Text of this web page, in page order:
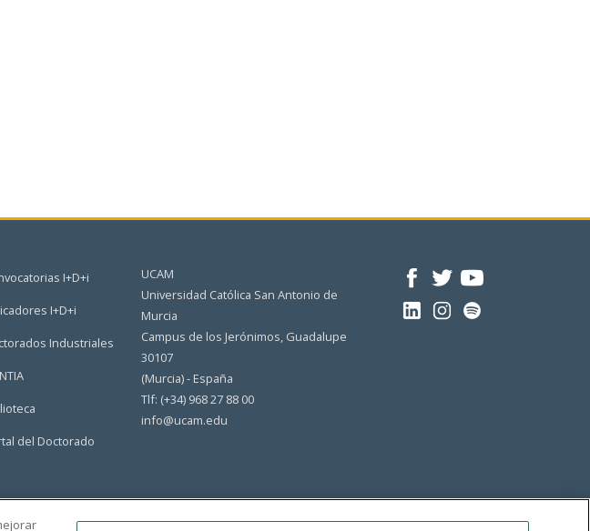
I+D+i
I+D+i
Industriales
del Doctorado
UCAM
Universidad Católica San Antonio de
Murcia
Campus de los Jerónimos, Guadalupe
30107
(Murcia) - España
Tlf: (+34) 968 27 88 00
info@ucam.edu